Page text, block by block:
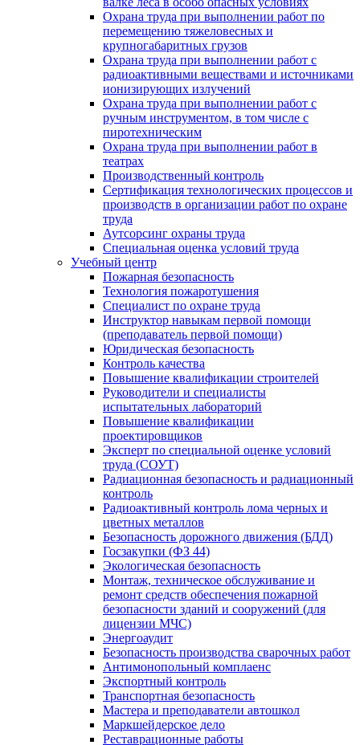
Охрана труда при выполнении работ по
перемещению тяжеловесных и
крупногабаритных грузов
Охрана труда при выполнении работ с
радиоактивными веществами и источниками
ионизирующих излучений
Охрана труда при выполнении работ с
ручным инструментом, в том числе с
пиротехническим
Охрана труда при выполнении работ в
театрах
Производственный контроль
Сертификация технологических процессов и
производств в организации работ по охране
труда
Аутсорсинг охраны труда
Специальная оценка условий труда
Учебный центр
Пожарная безопасность
Технология пожаротушения
Специалист по охране труда
Инструктор навыкам первой помощи
(преподаватель первой помощи)
Юридическая безопасность
Контроль качества
Повышение квалификации строителей
Руководители и специалисты
испытательных лабораторий
Повышение квалификации
проектировщиков
Эксперт по специальной оценке условий
труда (СОУТ)
Радиационная безопасность и радиационный
контроль
Радиоактивный контроль лома черных и
цветных металлов
Безопасность дорожного движения (БДД)
Госзакупки (ФЗ 44)
Экологическая безопасность
Монтаж, техническое обслуживание и
ремонт средств обеспечения пожарной
безопасности зданий и сооружений (для
лицензии МЧС)
Энергоаудит
Безопасность производства сварочных работ
Антимонопольный комплаенс
Экспортный контроль
Транспортная безопасность
Мастера и преподаватели автошкол
Маркшейдерское дело
Реставрационные работы